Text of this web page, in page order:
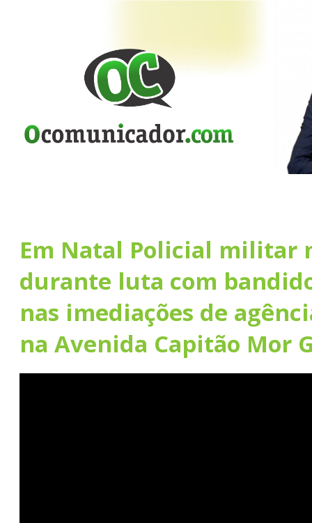
Em Natal Policial militar
durante luta com
nas imediações de
na Avenida Capitão Mor